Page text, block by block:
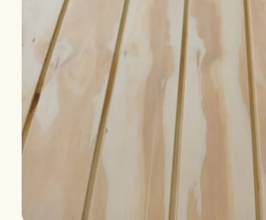
Herramientas
Calculadora Carga Contrachapado
Comparar grados